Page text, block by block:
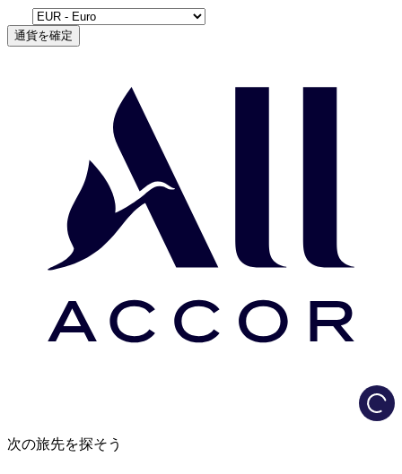
通貨を確定
次の旅先を探そう